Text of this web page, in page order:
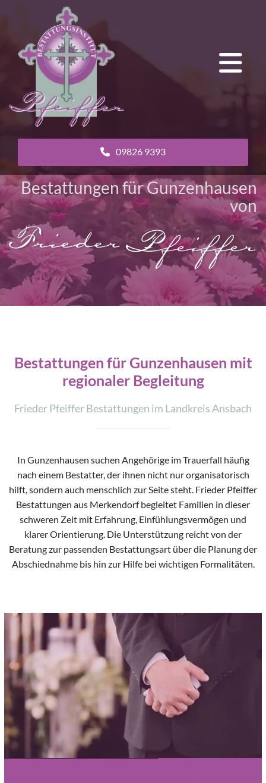
09826 9393
Bestattungen für Gunzenhausen
von
Bestattungen für Gunzenhausen mit
regionaler Begleitung
Frieder Pfeiffer Bestattungen im Landkreis Ansbach
In Gunzenhausen suchen Angehörige im Trauerfall häufig
nach einem Bestatter, der ihnen nicht nur organisatorisch
hilft, sondern auch menschlich zur Seite steht. Frieder Pfeiffer
Bestattungen aus Merkendorf begleitet Familien in dieser
schweren Zeit mit Erfahrung, Einfühlungsvermögen und
klarer Orientierung. Die Unterstützung reicht von der
Beratung zur passenden Bestattungsart über die Planung der
Abschiednahme bis hin zur Hilfe bei wichtigen Formalitäten.